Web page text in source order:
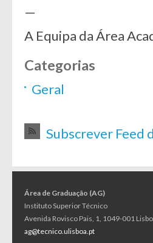
—
A Equipa da Área
Categorias
Geral
Subscrever Feed
Área de Graduação (AG)
Instituto Superior Técnico
Avenida Rovisco Pais, 1, 1049-001
ag@tecnico.ulisboa.pt